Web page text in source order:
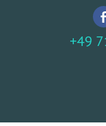
+49